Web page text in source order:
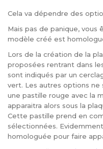
Cela va dépendre des
Mais pas de panique, vous
modèle créé est
Lors de la création de la
proposées rentrant dans
sont indiqués par un
vert. Les autres options
une pastille rouge avec la
apparaitra alors sous la
Cette pastille prend en
sélectionnées.
homologuée pour faire